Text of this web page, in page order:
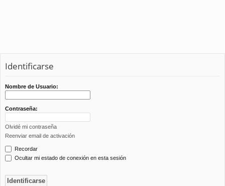
Identificarse
Nombre de Usuario:
Contraseña:
Olvidé mi contraseña
Reenviar email de activación
Recordar
Ocultar mi estado de conexión en esta sesión